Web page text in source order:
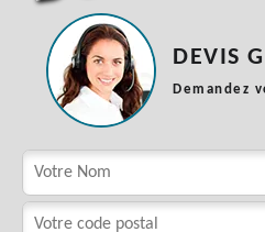
DEVIS
Demandez